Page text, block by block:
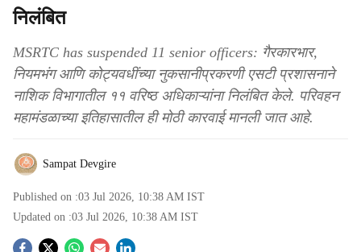
निलंबित
MSRTC has suspended 11 senior officers: गैरकारभार,
नियमभंग आणि कोट्यवधींच्या नुकसानीप्रकरणी एसटी प्रशासनाने
नाशिक विभागातील ११ वरिष्ठ अधिकाऱ्यांना निलंबित केले. परिवहन
महामंडळाच्या इतिहासातील ही मोठी कारवाई मानली जात आहे.
Sampat Devgire
Published on :03 Jul 2026, 10:38 AM IST
Updated on :03 Jul 2026, 10:38 AM IST